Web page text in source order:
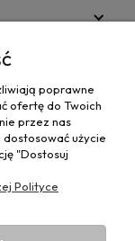
poprawne
ofertę do Twoich
przez nas
dostosować użycie
"Dostosuj
Polityce